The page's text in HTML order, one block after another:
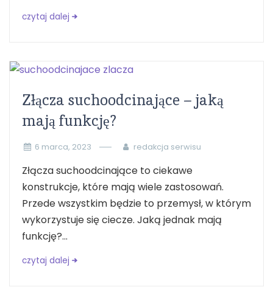
czytaj dalej
Złącza suchoodcinające – jaką
mają funkcję?
6 marca, 2023 redakcja serwisu
Złącza suchoodcinające to ciekawe
konstrukcje, które mają wiele zastosowań.
Przede wszystkim będzie to przemysł, w którym
wykorzystuje się ciecze. Jaką jednak mają
funkcję?...
czytaj dalej